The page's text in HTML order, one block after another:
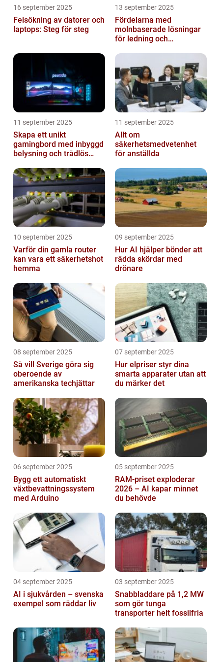
16 september 2025
Felsökning av datorer och
laptops: Steg för steg
13 september 2025
Fördelarna med
molnbaserade lösningar
för ledning och
11 september 2025
Skapa ett unikt
gamingbord med inbyggd
belysning och trådlös
11 september 2025
Allt om
säkerhetsmedvetenhet
för anställda
10 september 2025
Varför din gamla router
kan vara ett säkerhetshot
hemma
09 september 2025
Hur AI hjälper bönder att
rädda skördar med
drönare
08 september 2025
Så vill Sverige göra sig
oberoende av
amerikanska techjättar
07 september 2025
Hur elpriser styr dina
smarta apparater utan att
du märker det
06 september 2025
Bygg ett automatiskt
växtbevattningssystem
med Arduino
05 september 2025
RAM-priset exploderar
2026 – AI kapar minnet
du behövde
04 september 2025
AI i sjukvården – svenska
exempel som räddar liv
03 september 2025
Snabbladdare på 1,2 MW
som gör tunga
transporter helt fossilfria